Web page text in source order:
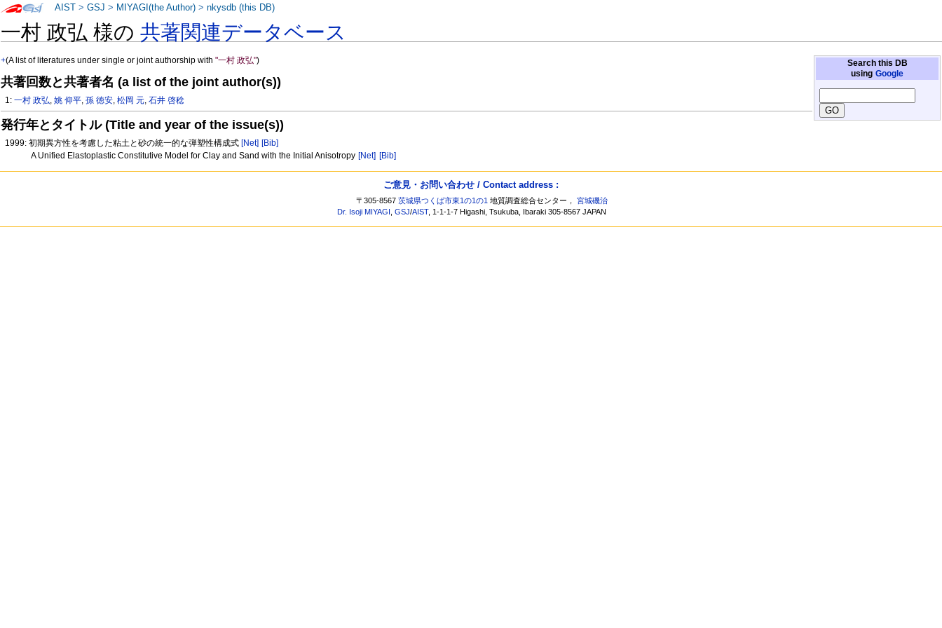
一村 政弘 様の共著関連データベース
Search this DB
using Google
+(A list of literatures under single or joint authorship with"一村 政弘")
共著回数と共著者名 (a list of the joint author(s))
1:一村 政弘,姚 仰平,孫 徳安,松岡 元,石井 啓稔
発行年とタイトル (Title and year of the issue(s))
1999: 初期異方性を考慮した粘土と砂の統一的な弾塑性構成式 [Net] [Bib]
A Unified Elastoplastic Constitutive Model for Clay and Sand with the Initial Anisotropy [Net] [Bib]
AIST >GSJ > MIYAGI(the Author) >nkysdb (this DB)
ご意見・お問い合わせ / Contact address :
〒305-8567茨城県つくば市東1の1の1 地質調査総合センター，宮城磯治
Dr. Isoji MIYAGI ,GSJ/AIST, 1-1-1-7 Higashi, Tsukuba, Ibaraki 305-8567 JAPAN